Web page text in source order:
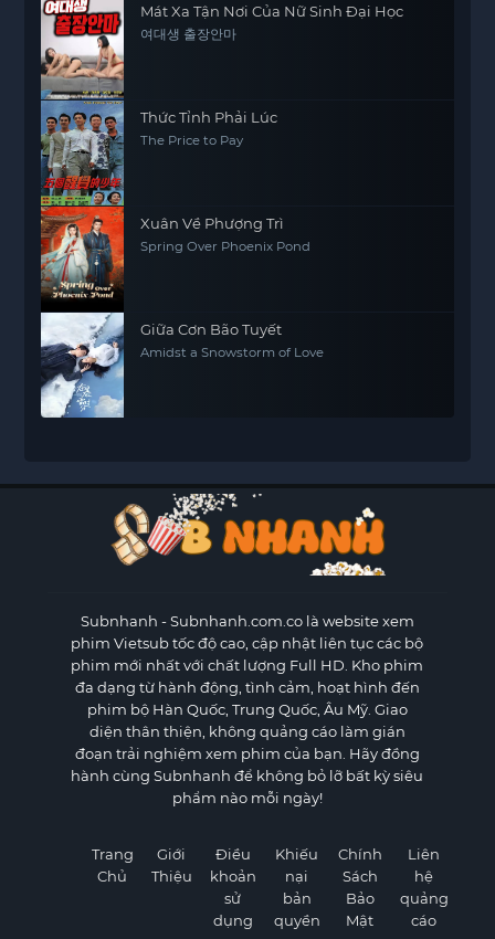
Mát Xa Tận Nơi Của Nữ Sinh Đại Học
여대생 출장안마
Thức Tỉnh Phải Lúc
The Price to Pay
Xuân Về Phượng Trì
Spring Over Phoenix Pond
Giữa Cơn Bão Tuyết
Amidst a Snowstorm of Love
Subnhanh - Subnhanh.com.co là website xem
phim Vietsub tốc độ cao, cập nhật liên tục các bộ
phim mới nhất với chất lượng Full HD. Kho phim
đa dạng từ hành động, tình cảm, hoạt hình đến
phim bộ Hàn Quốc, Trung Quốc, Âu Mỹ. Giao
diện thân thiện, không quảng cáo làm gián
đoạn trải nghiệm xem phim của bạn. Hãy đồng
hành cùng Subnhanh để không bỏ lỡ bất kỳ siêu
phẩm nào mỗi ngày!
Trang
Chủ
Giới
Thiệu
Điều
khoản
sử
dụng
Khiếu
nại
bản
quyền
Chính
Sách
Bảo
Mật
Liên
hệ
quảng
cáo